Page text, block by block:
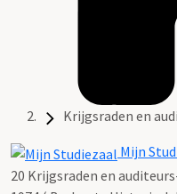
Krijgsraden en
Mijn
20 Krijgsraden en